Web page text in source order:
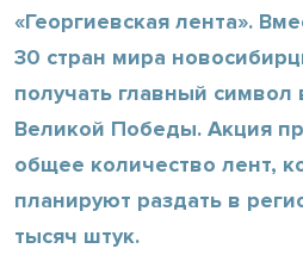
«Георгиевская лента».
30 стран мира
получать главный символ
Великой Победы. Акция
общее количество лент,
планируют раздать в
тысяч штук.